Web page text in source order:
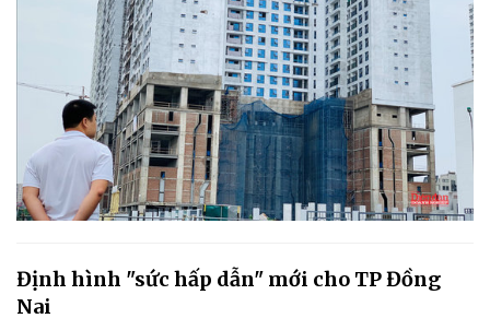
Định hình "sức hấp dẫn" mới cho TP Đồng
Nai